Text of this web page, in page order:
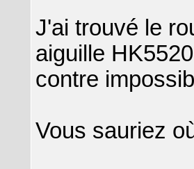
J'ai trouvé le
aiguille
contre
Vous sauriez